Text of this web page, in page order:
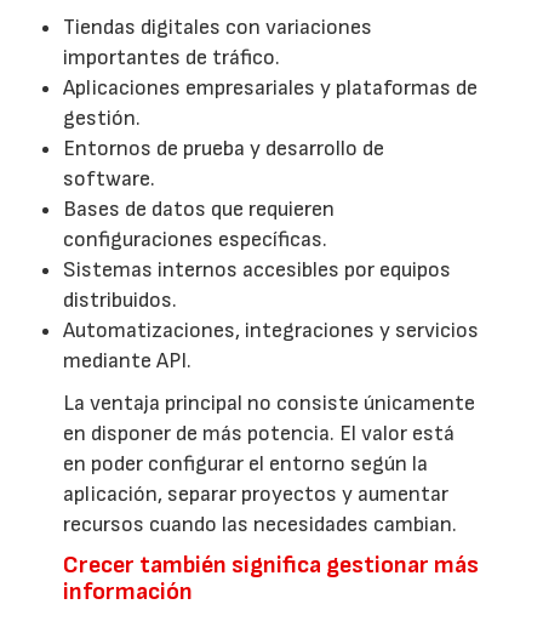
Tiendas digitales con variaciones
importantes de tráfico.
Aplicaciones empresariales y plataformas de
gestión.
Entornos de prueba y desarrollo de
software.
Bases de datos que requieren
configuraciones específicas.
Sistemas internos accesibles por equipos
distribuidos.
Automatizaciones, integraciones y servicios
mediante API.
La ventaja principal no consiste únicamente
en disponer de más potencia. El valor está
en poder configurar el entorno según la
aplicación, separar proyectos y aumentar
recursos cuando las necesidades cambian.
Crecer también significa gestionar más
información